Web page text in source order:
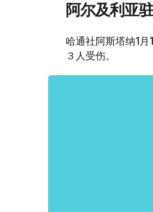
阿尔及利亚
哈通社阿斯塔纳1
３人受伤。